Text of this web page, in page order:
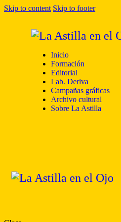
Skip to content Skip to footer
Inicio
Formación
Editorial
Lab. Deriva
Campañas gráficas
Archivo cultural
Sobre La Astilla